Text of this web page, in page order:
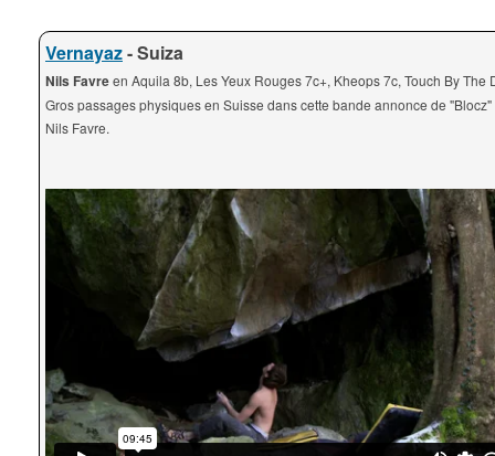
Vernayaz- Suiza
Nils Favreen Aquila 8b, Les Yeux Rouges 7c+, Kheops 7c, Touch By The
Gros passages physiques en Suisse dans cette bande annonce de
Nils Favre.